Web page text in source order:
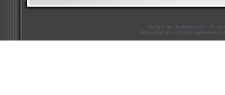
Design by Doublekey.de - Re-
Mario Kart and Wii are trademarks